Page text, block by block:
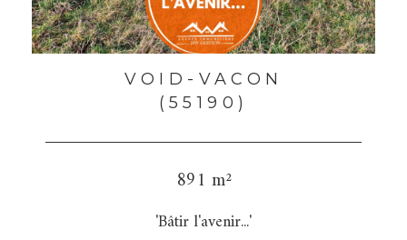
VOID-VACON
(55190)
891 m²
'Bâtir l'avenir...'